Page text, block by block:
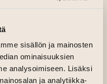
sisällön ja mainosten
ominaisuuksien
analysoimiseen. Lisäksi
ja analytiikka-
–
12.00—18.00